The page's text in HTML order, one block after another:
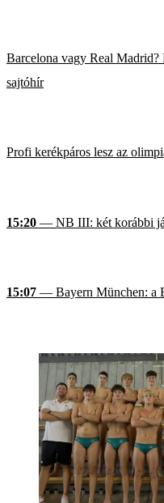
Barcelona vagy Real Madrid?
sajtóhír
Profi kerékpáros lesz az
15:20 — NB III: két korábbi
15:07 — Bayern München: a